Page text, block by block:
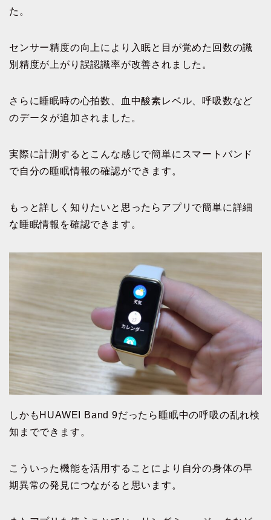
た。
センサー精度の向上により入眠と目が覚めた回数の識
別精度が上がり誤認識率が改善されました。
さらに睡眠時の心拍数、血中酸素レベル、呼吸数など
のデータが追加されました。
実際に計測するとこんな感じで簡単にスマートバンド
で自分の睡眠情報の確認ができます。
もっと詳しく知りたいと思ったらアプリで簡単に詳細
な睡眠情報を確認できます。
しかもHUAWEI Band 9だったら睡眠中の呼吸の乱れ検
知までできます。
こういった機能を活用することにより自分の身体の早
期異常の発見につながると思います。